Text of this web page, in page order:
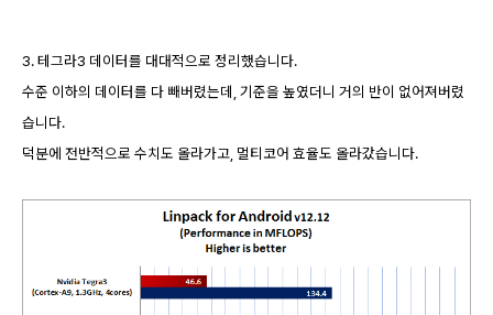
3. 테그라3 데이터를 대대적으로 정리했습니다.
수준 이하의 데이터를 다 빼버렸는데, 기준을 높였더니 거의 반이 없어져버렸
습니다.
덕분에 전반적으로 수치도 올라가고, 멀티코어 효율도 올라갔습니다.